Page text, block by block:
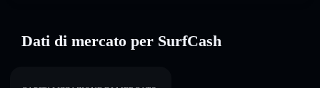
Dati di mercato per SurfCash